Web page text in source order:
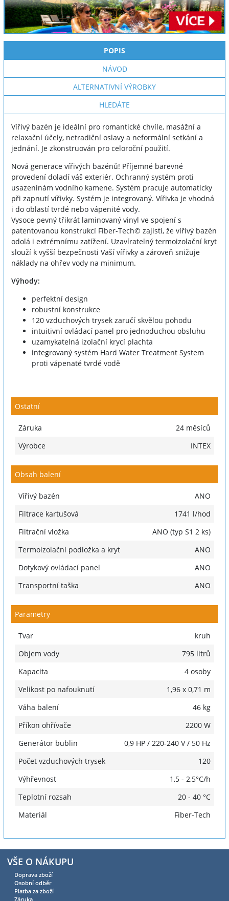
POPIS
NÁVOD
ALTERNATIVNÍ VÝROBKY
HLEDÁTE
Vířivý bazén je ideální pro romantické chvíle, masážní a
relaxační účely, netradiční oslavy a neformální setkání a
jednání. Je zkonstruován pro celoroční použití.
Nová generace vířivých bazénů! Příjemné barevné
provedení doladí váš exteriér. Ochranný systém proti
usazeninám vodního kamene. Systém pracuje automaticky
při zapnutí vířivky. Systém je integrovaný. Vířivka je vhodná
i do oblastí tvrdé nebo vápenité vody.
Vysoce pevný třikrát laminovaný vinyl ve spojení s
patentovanou konstrukcí Fiber-Tech© zajistí, že vířivý bazén
odolá i extrémnímu zatížení. Uzavíratelný termoizolační kryt
slouží k vyšší bezpečnosti Vaší vířivky a zároveň snižuje
náklady na ohřev vody na minimum.
Výhody:
perfektní design
robustní konstrukce
120 vzduchových trysek zaručí skvělou pohodu
intuitivní ovládací panel pro jednoduchou obsluhu
uzamykatelná izolační krycí plachta
integrovaný systém Hard Water Treatment System
proti vápenaté tvrdé vodě
Ostatní
Záruka
24 měsíců
Výrobce
INTEX
Obsah balení
Vířivý bazén
ANO
Filtrace kartušová
1741 l/hod
Filtrační vložka
ANO (typ S1 2 ks)
Termoizolační podložka a kryt
ANO
Dotykový ovládací panel
ANO
Transportní taška
ANO
Parametry
Tvar
kruh
Objem vody
795 litrů
Kapacita
4 osoby
Velikost po nafouknutí
1,96 x 0,71 m
Váha balení
46 kg
Příkon ohřívače
2200 W
Generátor bublin
0,9 HP / 220-240 V / 50 Hz
Počet vzduchových trysek
120
Výhřevnost
1,5 - 2,5°C/h
Teplotní rozsah
20 - 40 °C
Materiál
Fiber-Tech
VŠE O NÁKUPU
Doprava zboží
Osobní odběr
Platba za zboží
Záruka